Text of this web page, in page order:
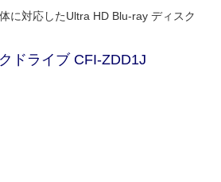
に対応したUltra HD Blu-ray ディスク
ドライブ CFI-ZDD1J